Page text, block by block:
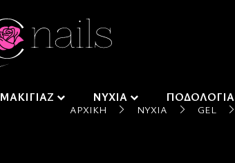
ΜΑΚΙΓΙΑΖ ΝΥΧΙΑ ΠΟΔΟΛΟΓΙΑ
ΑΡΧΙΚΉ ΝΎΧΙΑ GEL